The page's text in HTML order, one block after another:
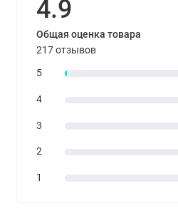
4.9
Общая оценка товара
217 отзывов
5
4
3
2
1